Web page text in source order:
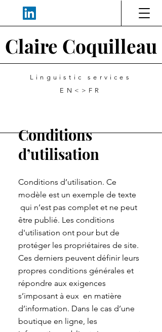
Claire Coquilleau
Linguistic services
EN<>FR
Conditions
d’utilisation
Conditions d’utilisation. Ce
modèle est un exemple de texte
qui n’est pas complet et ne peut
être publié. Les conditions
d'utilisation ont pour but de
protéger les propriétaires de site.
Ces derniers peuvent définir leurs
propres conditions générales et
répondre aux exigences
s’imposant à eux en matière
d’information. Dans le cas d’une
boutique en ligne, les